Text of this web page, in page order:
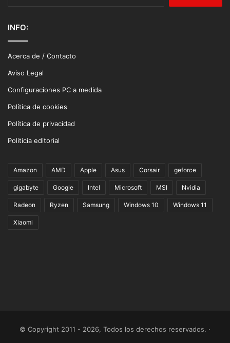
INFO:
Acerca de / Contacto
Aviso Legal
Configuraciones PC a medida
Política de cookies
Política de privacidad
Politicia editorial
Amazon AMD Apple Asus Corsair geforce
gigabyte Google Intel Microsoft MSI Nvidia
Radeon Ryzen Samsung Windows 10 Windows 11
Xiaomi
© Copyright 2011 - 2026, Todos los derechos reservados. ·